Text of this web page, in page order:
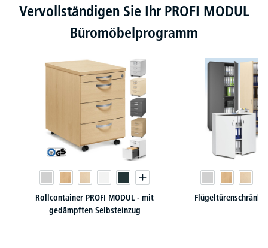
Produktgalerie überspringen
Vervollständigen Sie Ihr PROFI MODUL
Büromöbelprogramm
Rollcontainer PROFI MODUL - mit
gedämpften Selbsteinzug
Flügeltürenschränke